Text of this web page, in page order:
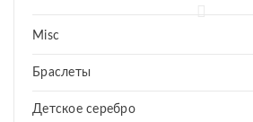
Misc
Браслеты
Детское серебро